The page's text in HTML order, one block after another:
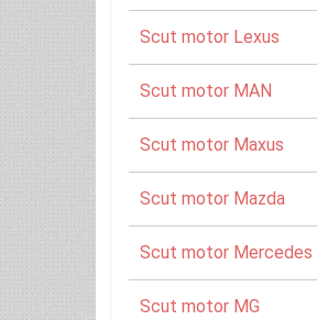
Scut motor Lexus
Scut motor MAN
Scut motor Maxus
Scut motor Mazda
Scut motor Mercedes
Scut motor MG